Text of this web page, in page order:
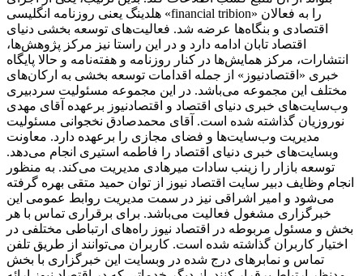
هلدینگ یعنی روزنامه انگلیسی «financial tribion» را به فعالان
اقتصادی و بنگاه‌ها عرضه شد. فعالیت‌های توسعه بخشی دنیای
اقتصاد تابان ادامه دارد و در این راستا نیز مرکز پژوهش‌ها،
انتشارات، مرکز همایش‌ها در کنار روزنامه و هفته‌نامه و حالا پایگاه
خبری «اقتصادنیوز» از جمله اقدامات توسعه بخشی به ارکان‌های
مختلف این مجموعه می‌باشد. در این مجموعه مسئولیت سردبیری
وب‌سایت‌های خبری دنیای اقتصاد و اقتصادنیوز برعهده آقای مهدی
نوروزیان گذاشته شده است. آقای محمدصادق نخجوانی مسئولیت
مدیریت وب‌سایت‌ها و فضای مجازی را برعهده دارد. معاونت
وبسایت‌های خبری دنیای اقتصاد را فاطمه استیری انجام می‌دهد.
توسعه بازار را زینب سادات میرهادی مدیریت می‌کند. به منظور
انجام وظایف دبیر سایت اقتصاد نیوز از توان حمید متقی بهره گرفته
می‌شود و امیر اشراقی نیز در سمت مدیریت روابط عمومی این
خبرگزاری مشغول فعالیت می‌باشد. برای برقراری تماس با هر
بخش و مسئول مربوطه در اقتصاد نیوز راه‌های ارتباطی مختلفی در
اختیار کاربران گذاشته شده است. کاربران می‌توانند از طریق تلفن
تماس و نمابرهای درج شده در وبسایت این خبرگزاری با بخش